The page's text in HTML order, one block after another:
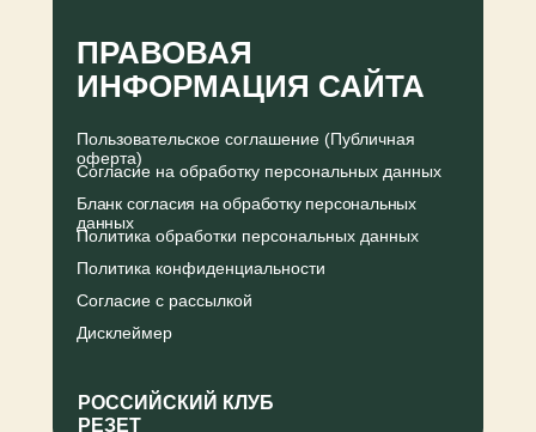
Дисклеймер
Бланк согласия на обработку персональных
данных
Согласие на обработку персональных данных
Согласие с рассылкой
Политика конфиденциальности
Политика обработки персональных данных
Пользовательское соглашение (Публичная
оферта)
ПРАВОВАЯ
ИНФОРМАЦИЯ САЙТА
РОССИЙСКИЙ КЛУБ
РЕЗЕТ